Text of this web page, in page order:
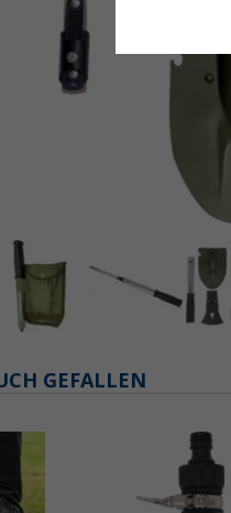
GEFALLEN